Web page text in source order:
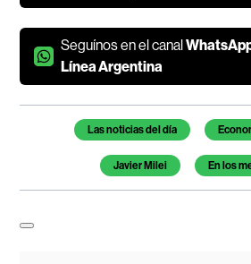
Seguínos en el canal
Línea Argentina
Temas de este artículo
Las noticias del día
Javier Milei En los